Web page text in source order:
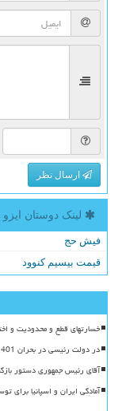
ارسال نظر
لینک دوستان
فیش حج
قیمت بیسیم کنوود
خسارتهای قطع و محدودیت و
در دولت رئیسی در بحران 1401 وعده دادند اینترنت به طور موقت قطع می شود اما ماندگار شد
آقای رئیس جمهوری دستور
آمادگی ایران و اسپانیا برای